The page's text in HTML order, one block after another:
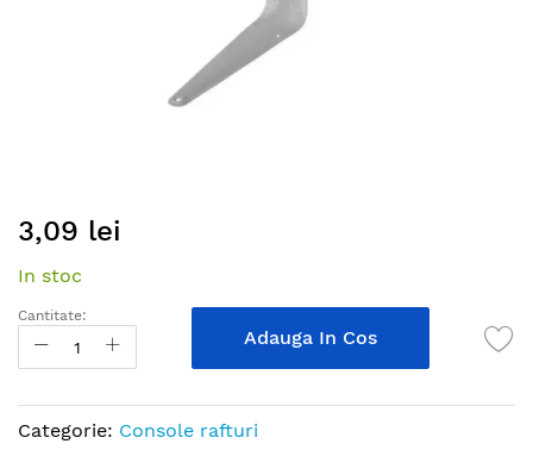
to
beginning
of
images
3,09 lei
In stoc
Cantitate:
Adauga In Cos
Categorie: Console rafturi